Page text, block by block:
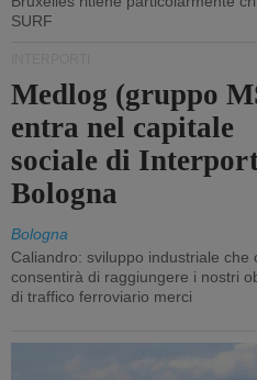
SURF
Medlog (gruppo
entra nel capitale
sociale di
Bologna
Bologna
Caliandro: sviluppo industriale che
consentirà di raggiungere i nostri
di traffico ferroviario merci